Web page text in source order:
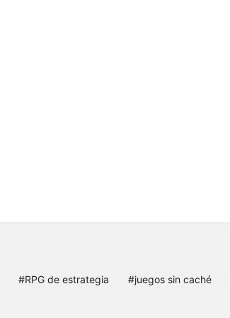
#RPG de estrategia #juegos sin caché